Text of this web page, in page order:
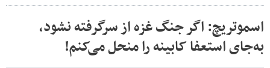
اسموتریچ: اگر جنگ غزه از سرگرفته نشود،
به‌جای استعفا کابینه را منحل می‌کنم!